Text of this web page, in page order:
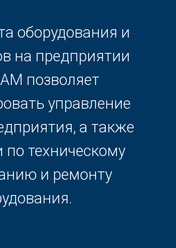
оборудования и
на предприятии
позволяет
управление
а также
техническому
и ремонту